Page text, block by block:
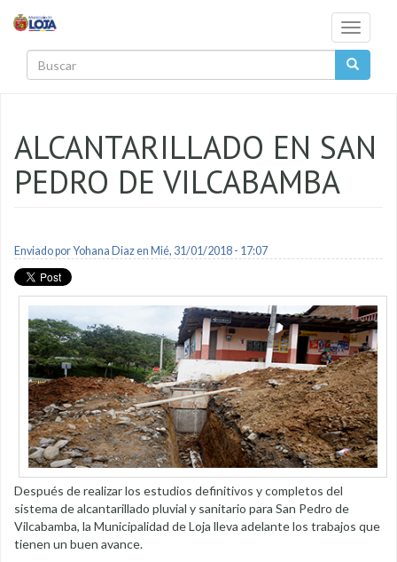
Toggle
ALCANTARILLADO EN SAN
PEDRO DE VILCABAMBA
Enviado porYohana Diazen Mié, 31/01/2018 - 17:07
Después de realizar los estudios definitivos y completos del
sistema de alcantarillado pluvial y sanitario para San Pedro de
Vilcabamba, la Municipalidad de Loja lleva adelante los trabajos que
tienen un buen avance.